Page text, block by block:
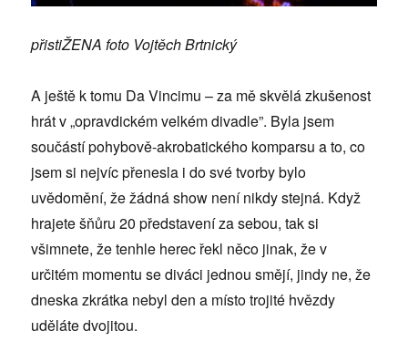
přistiŽENA foto Vojtěch Brtnický
A ještě k tomu Da Vincimu – za mě skvělá zkušenost
hrát v „opravdickém velkém divadle”. Byla jsem
součástí pohybově-akrobatického komparsu a to, co
jsem si nejvíc přenesla i do své tvorby bylo
uvědomění, že žádná show není nikdy stejná. Když
hrajete šňůru 20 představení za sebou, tak si
všimnete, že tenhle herec řekl něco jinak, že v
určitém momentu se diváci jednou smějí, jindy ne, že
dneska zkrátka nebyl den a místo trojité hvězdy
uděláte dvojitou.